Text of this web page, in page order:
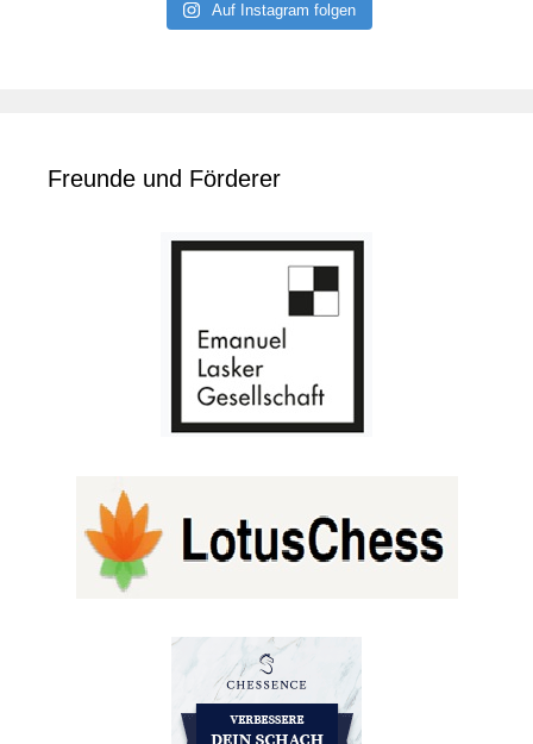
Auf Instagram folgen
Freunde und Förderer